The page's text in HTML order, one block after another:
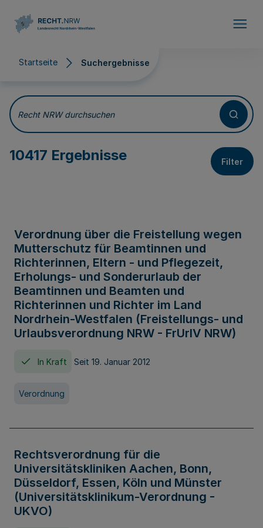
Startseite Suchergebnisse
Suchergebnisse
Recht NRW durchsuchen
10417 Ergebnisse Filter
Verordnung über die Freistellung wegen
Mutterschutz für Beamtinnen und
Richterinnen, Eltern - und Pflegezeit,
Erholungs- und Sonderurlaub der
Beamtinnen und Beamten und
Richterinnen und Richter im Land
Nordrhein-Westfalen (Freistellungs- und
Urlaubsverordnung NRW - FrUrlV NRW)
In Kraft Seit 19. Januar 2012
Verordnung
Rechtsverordnung für die
Universitätskliniken Aachen, Bonn,
Düsseldorf, Essen, Köln und Münster
(Universitätsklinikum-Verordnung -
UKVO)